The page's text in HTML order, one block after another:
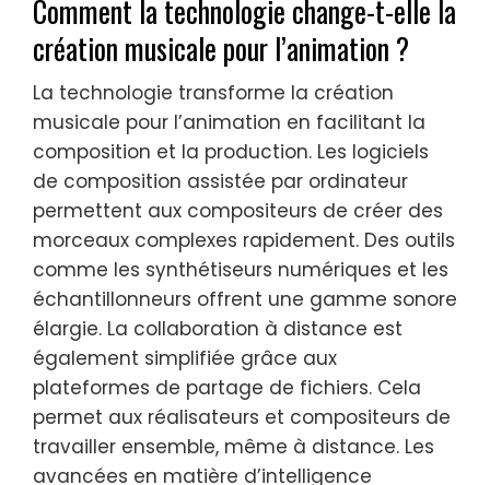
Comment la technologie change-t-elle la
création musicale pour l’animation ?
La technologie transforme la création
musicale pour l’animation en facilitant la
composition et la production. Les logiciels
de composition assistée par ordinateur
permettent aux compositeurs de créer des
morceaux complexes rapidement. Des outils
comme les synthétiseurs numériques et les
échantillonneurs offrent une gamme sonore
élargie. La collaboration à distance est
également simplifiée grâce aux
plateformes de partage de fichiers. Cela
permet aux réalisateurs et compositeurs de
travailler ensemble, même à distance. Les
avancées en matière d’intelligence